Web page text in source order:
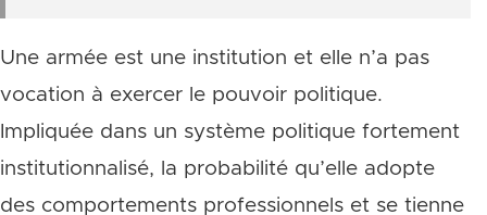
Une armée est une institution et elle n’a pas
vocation à exercer le pouvoir politique.
Impliquée dans un système politique fortement
institutionnalisé, la probabilité qu’elle adopte
des comportements professionnels et se tienne